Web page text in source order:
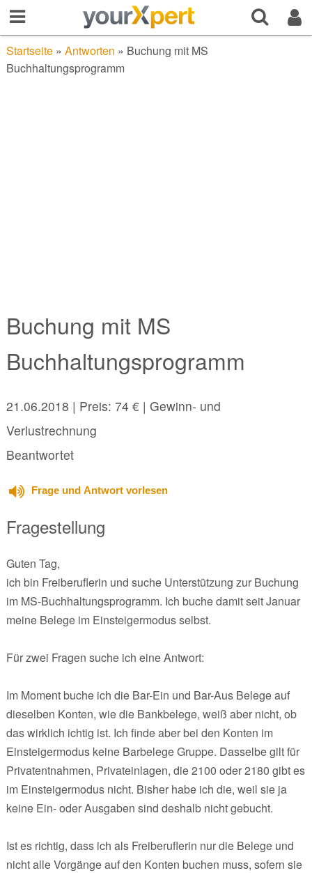
Startseite» Antworten » Buchung mit MS
Buchhaltungsprogramm
Buchung mit MS
Buchhaltungsprogramm
21.06.2018 | Preis: 74 € | Gewinn- und
Verlustrechnung
Beantwortet
Frage und Antwort vorlesen
Fragestellung
Guten Tag,
ich bin Freiberuflerin und suche Unterstützung zur Buchung
im MS-Buchhaltungsprogramm. Ich buche damit seit Januar
meine Belege im Einsteigermodus selbst.
Für zwei Fragen suche ich eine Antwort:
Im Moment buche ich die Bar-Ein und Bar-Aus Belege auf
dieselben Konten, wie die Bankbelege, weiß aber nicht, ob
das wirklich ichtig ist. Ich finde aber bei den Konten im
Einsteigermodus keine Barbelege Gruppe. Dasselbe gilt für
Privatentnahmen, Privateinlagen, die 2100 oder 2180 gibt es
im Einsteigermodus nicht. Bisher habe ich die, weil sie ja
keine Ein- oder Ausgaben sind deshalb nicht gebucht.
Ist es richtig, dass ich als Freiberuflerin nur die Belege und
nicht alle Vorgänge auf den Konten buchen muss, sofern sie